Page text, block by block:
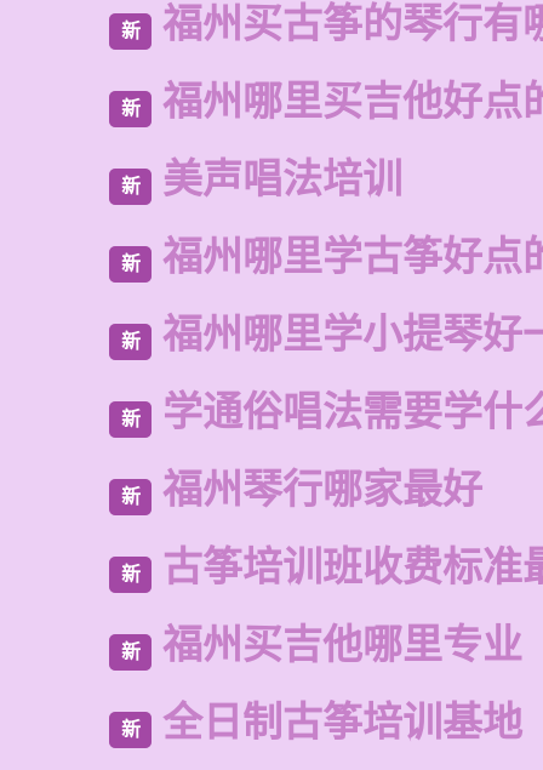
新 福州买古筝的琴行有
新 福州哪里买吉他好点
新 美声唱法培训
新 福州哪里学古筝好点
新 福州哪里学小提琴好
新 学通俗唱法需要学什
新 福州琴行哪家最好
新 古筝培训班收费标准
新 福州买吉他哪里专业
新 全日制古筝培训基地